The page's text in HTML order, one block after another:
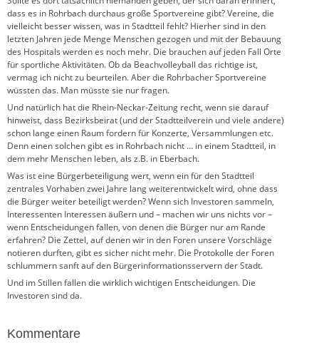
dass es in Rohrbach durchaus große Sportvereine gibt? Vereine, die
vielleicht besser wissen, was in Stadtteil fehlt? Hierher sind in den
letzten Jahren jede Menge Menschen gezogen und mit der Bebauung
des Hospitals werden es noch mehr. Die brauchen auf jeden Fall Orte
für sportliche Aktivitäten. Ob da Beachvolleyball das richtige ist,
vermag ich nicht zu beurteilen. Aber die Rohrbacher Sportvereine
wüssten das. Man müsste sie nur fragen.
Und natürlich hat die Rhein-Neckar-Zeitung recht, wenn sie darauf
hinweist, dass Bezirksbeirat (und der Stadtteilverein und viele andere)
schon lange einen Raum fordern für Konzerte, Versammlungen etc.
Denn einen solchen gibt es in Rohrbach nicht … in einem Stadtteil, in
dem mehr Menschen leben, als z.B. in Eberbach.
Was ist eine Bürgerbeteiligung wert, wenn ein für den Stadtteil
zentrales Vorhaben zwei Jahre lang weiterentwickelt wird, ohne dass
die Bürger weiter beteiligt werden? Wenn sich Investoren sammeln,
Interessenten Interessen äußern und – machen wir uns nichts vor –
wenn Entscheidungen fallen, von denen die Bürger nur am Rande
erfahren? Die Zettel, auf denen wir in den Foren unsere Vorschläge
notieren durften, gibt es sicher nicht mehr. Die Protokolle der Foren
schlummern sanft auf den Bürgerinformationsservern der Stadt.
Und im Stillen fallen die wirklich wichtigen Entscheidungen. Die
Investoren sind da.
Kommentare